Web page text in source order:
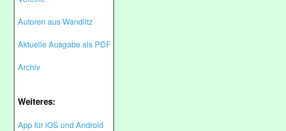
Autoren aus Wandlitz
Aktuelle Ausgabe als PDF
Archiv
Weiteres:
App für iOS und Android